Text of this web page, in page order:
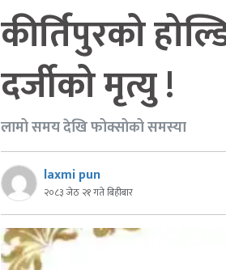
कीर्तिपुरको
दर्जीको मृत्यु !
लामो समय देखि फोक्सोको समस्या
laxmi pun
२०८३ जेठ २१ गते बिहीबार